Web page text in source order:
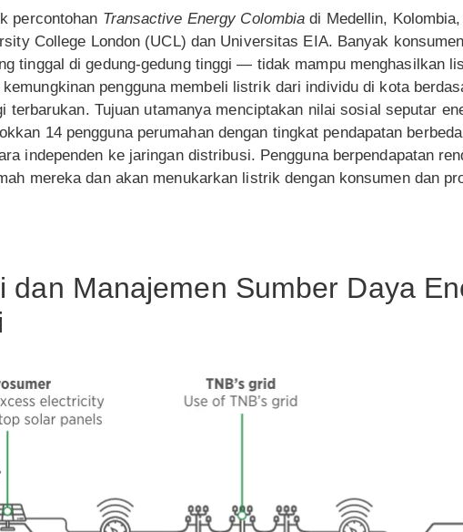
percontohan Transactive Energy Colombia di Medellin,
College London (UCL) dan Universitas EIA. Banyak
tinggal di gedung-gedung tinggi — tidak mampu menghasilkan
pengguna membeli listrik dari individu di kota
terbarukan. Tujuan utamanya menciptakan nilai sosial seputar
14 pengguna perumahan dengan tingkat pendapatan
independen ke jaringan distribusi. Pengguna berpendapatan
mereka dan akan menukarkan listrik dengan konsumen dan
dan Manajemen Sumber Daya